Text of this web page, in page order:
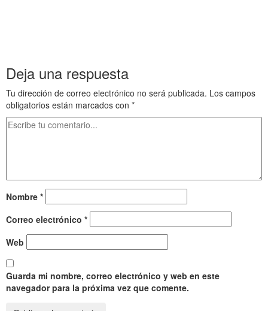
Deja una respuesta
Tu dirección de correo electrónico no será publicada. Los campos
obligatorios están marcados con *
Nombre *
Correo electrónico *
Web
Guarda mi nombre, correo electrónico y web en este
navegador para la próxima vez que comente.